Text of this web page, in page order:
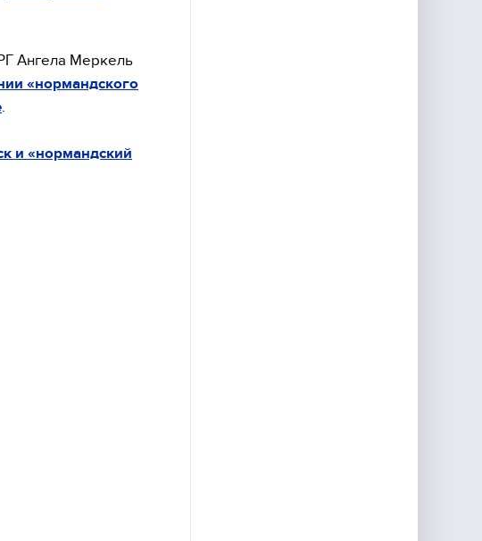
Ангела Меркель
«нормандского
и «нормандский